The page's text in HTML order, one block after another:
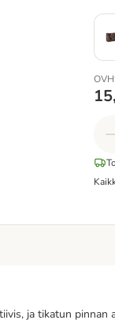
ja tikatun pinnan